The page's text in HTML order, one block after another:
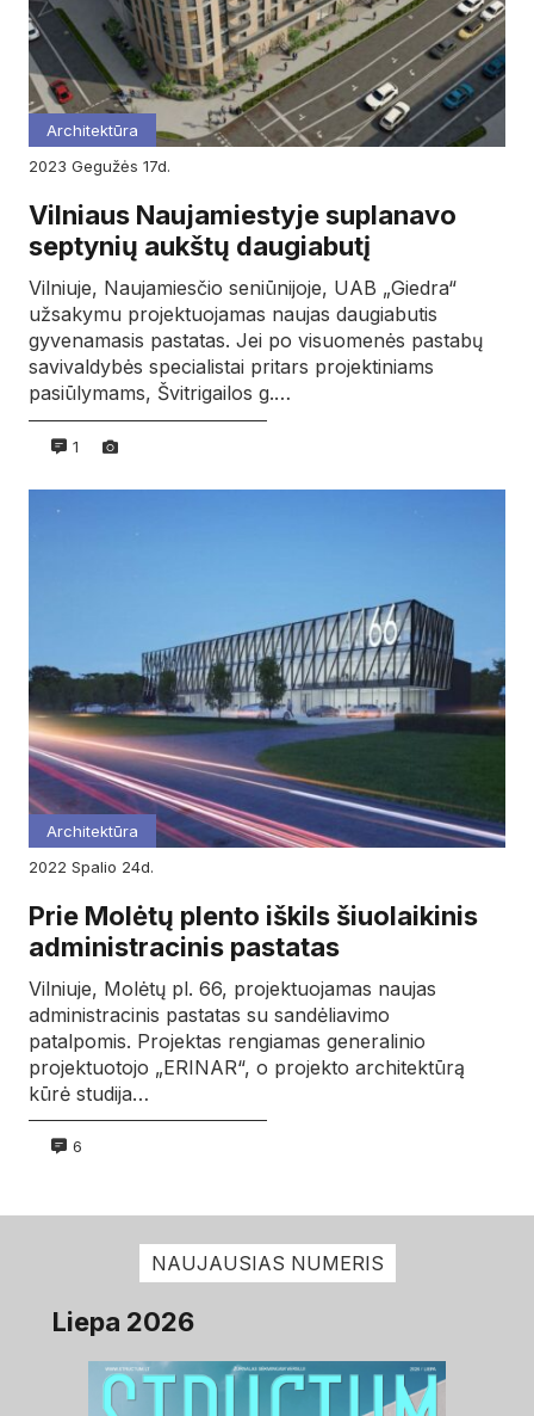
Architektūra
2023
gegužės 17d.
Vilniaus Naujamiestyje suplanavo
septynių aukštų daugiabutį
Vilniuje, Naujamiesčio seniūnijoje, UAB „Giedra“
užsakymu projektuojamas naujas daugiabutis
gyvenamasis pastatas. Jei po visuomenės pastabų
savivaldybės specialistai pritars projektiniams
pasiūlymams, Švitrigailos g.…
1
Architektūra
2022
spalio 24d.
Prie Molėtų plento iškils šiuolaikinis
administracinis pastatas
Vilniuje, Molėtų pl. 66, projektuojamas naujas
administracinis pastatas su sandėliavimo
patalpomis. Projektas rengiamas generalinio
projektuotojo „ERINAR“, o projekto architektūrą
kūrė studija…
6
NAUJAUSIAS NUMERIS
Liepa 2026